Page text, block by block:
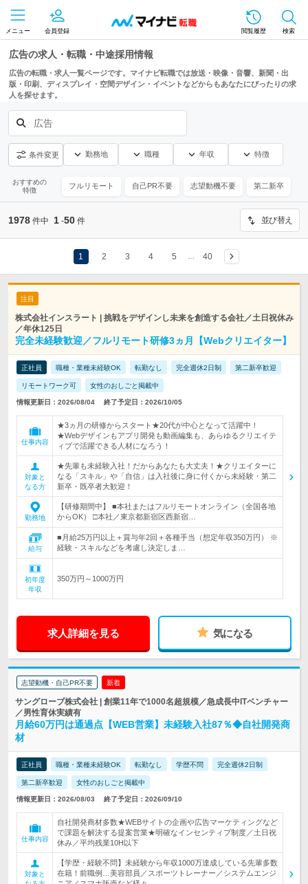
メニュー 会員登録 閲覧履歴 検索
広告の求人・転職・中途採用情報
広告の転職・求人一覧ページです。マイナビ転職では放送・映像・音響、新聞・出
版・印刷、ディスプレイ・空間デザイン・イベントなどからもあなたにぴったりの求
人を探せます。
広告
条件変更 勤務地 職種 年収 特徴
おすすめの
特徴
フルリモート 自己PR不要 志望動機不要 第二新卒
1978 件中 1 -50 件 並び替え
1 2 3 4 5 40
注目
株式会社インスラート | 挑戦をデザインし未来を創造する会社／土日祝休み
／年休125日
完全未経験歓迎／フルリモート研修3ヵ月【Webクリエイター】
正社員 職種・業種未経験OK 転勤なし 完全週休2日制 第二新卒歓迎
リモートワーク可 女性のおしごと掲載中
情報更新日：2026/08/04 終了予定日：2026/10/05
仕事内容
★3ヵ月の研修からスタート★20代が中心となって活躍中！
★Webデザインもアプリ開発も動画編集も、あらゆるクリエイテ
ィブで活躍できる人材になろう！
対象と
なる方
★先輩も未経験入社！だからあなたも大丈夫！★クリエイターに
なる「スキル」や「自信」は入社後に身に付くから未経験・第二
新卒・既卒者大歓迎！
勤務地
【研修期間中】 ■本社またはフルリモートオンライン（全国各地
からOK） □本社／東京都新宿区西新宿…
給与
■月給25万円以上＋賞与年2回＋各種手当（想定年収350万円） ※
経験・スキルなどを考慮し決定しま…
初年度
年収
350万円～1000万円
求人詳細を見る 気になる
志望動機・自己PR不要 新着
サングローブ株式会社 | 創業11年で1000名超規模／急成長中ITベンチャー
／男性育休実績有
月給60万円は通過点【WEB営業】未経験入社87％◆自社開発商
材
正社員 職種・業種未経験OK 転勤なし 学歴不問 完全週休2日制
第二新卒歓迎 女性のおしごと掲載中
情報更新日：2026/08/03 終了予定日：2026/09/10
仕事内容
自社開発商材多数★WEBサイトの企画や広告マーケティングなど
で課題を解決する提案営業★明確なインセンティブ制度／土日祝
休み／平均残業10H以下
対象と
【学歴・経験不問】未経験から年収1000万達成している先輩多数
在籍！前職例…美容部員／スポーツトレーナー／システムエンジ